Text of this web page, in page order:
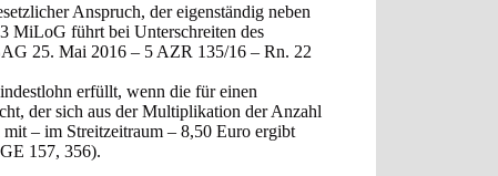
Anspruch, der eigenständig neben
MiLoG führt bei Unterschreiten des
25. Mai 2016 – 5 AZR 135/16 – Rn. 22
erfüllt, wenn die für einen
der sich aus der Multiplikation der Anzahl
– im Streitzeitraum – 8,50 Euro ergibt
157, 356).